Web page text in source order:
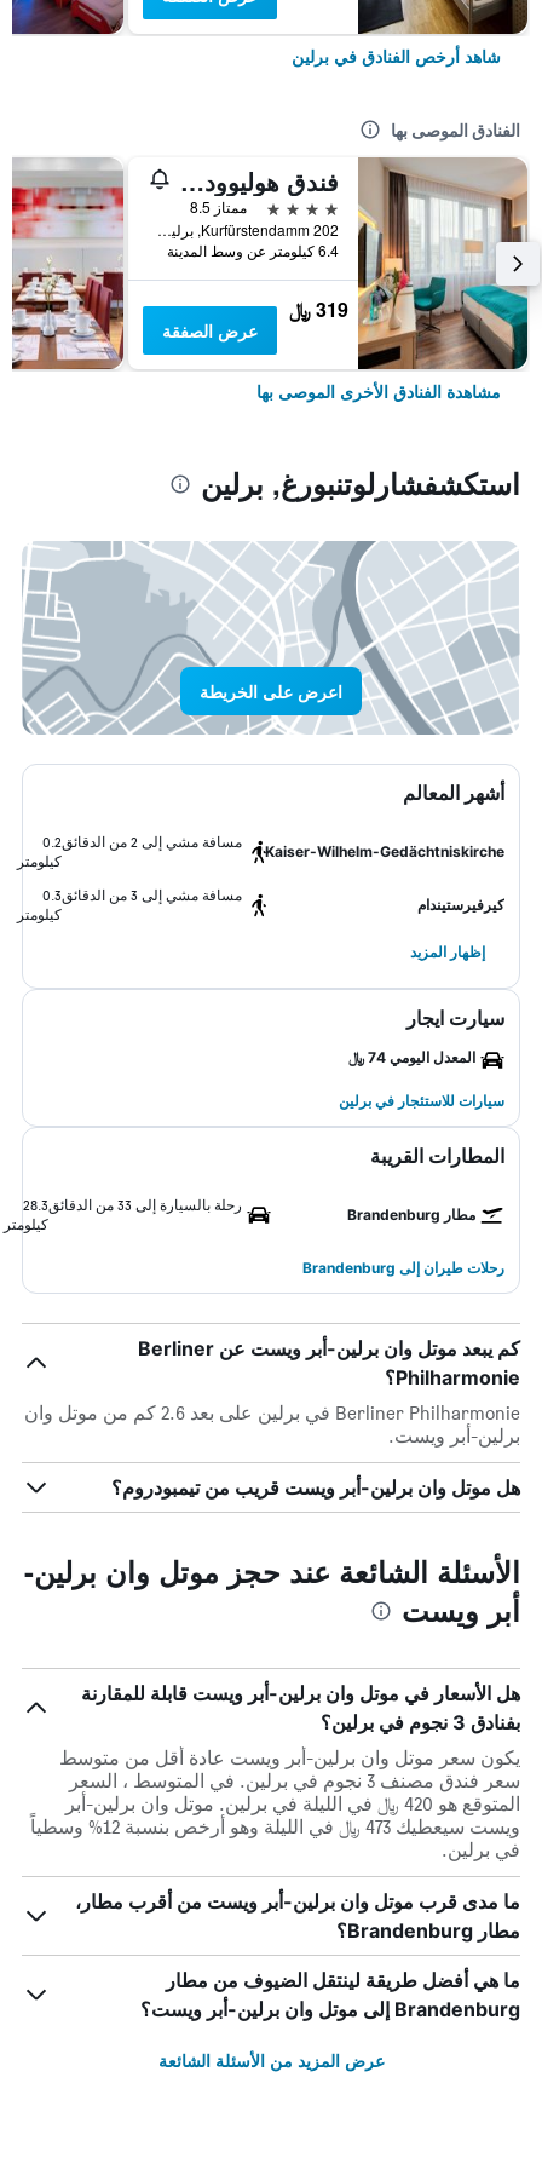
شاهد أرخص الفنادق في برلين
الفنادق الموصى بها
فندق هوليوود ميديا أم كورفورستيندام
4 نجوم
ممتاز 8.5
Kurfürstendamm 202, برلين, ألمانيا
6.4 كيلومتر عن وسط المدينة
319 ﷼
عرض الصفقة
مشاهدة الفنادق الأخرى الموصى بها
استكشفشارلوتنبورغ, برلين
اعرض على الخريطة
أشهر المعالم
Kaiser-Wilhelm-Gedächtniskirche
مسافة مشي إلى 2 من الدقائق
0.2
كيلومتر
كيرفيرستيندام
مسافة مشي إلى 3 من الدقائق
0.3
كيلومتر
إظهار المزيد
سيارت ايجار
المعدل اليومي 74 ﷼
سيارات للاستئجار في برلين
المطارات القريبة
مطار Brandenburg
رحلة بالسيارة إلى 33 من الدقائق
28.3
كيلومتر
رحلات طيران إلى Brandenburg
كم يبعد موتل وان برلين-أبر ويست عن Berliner
Philharmonie؟
Berliner Philharmonie في برلين على بعد 2.6 كم من موتل وان
برلين-أبر ويست.
هل موتل وان برلين-أبر ويست قريب من تيمبودروم؟
الأسئلة الشائعة عند حجز موتل وان برلين-
أبر ويست
هل الأسعار في موتل وان برلين-أبر ويست قابلة للمقارنة
بفنادق 3 نجوم في برلين؟
يكون سعر موتل وان برلين-أبر ويست عادة أقل من متوسط ​​
سعر فندق مصنف 3 نجوم في برلين. في المتوسط ، السعر
المتوقع هو 420 ﷼ في الليلة في برلين. موتل وان برلين-أبر
ويست سيعطيك 473 ﷼ في الليلة وهو أرخص بنسبة 12% وسطياً
في برلين.
ما مدى قرب موتل وان برلين-أبر ويست من أقرب مطار،
مطار Brandenburg؟
ما هي أفضل طريقة لينتقل الضيوف من مطار
Brandenburg إلى موتل وان برلين-أبر ويست؟
عرض المزيد من الأسئلة الشائعة